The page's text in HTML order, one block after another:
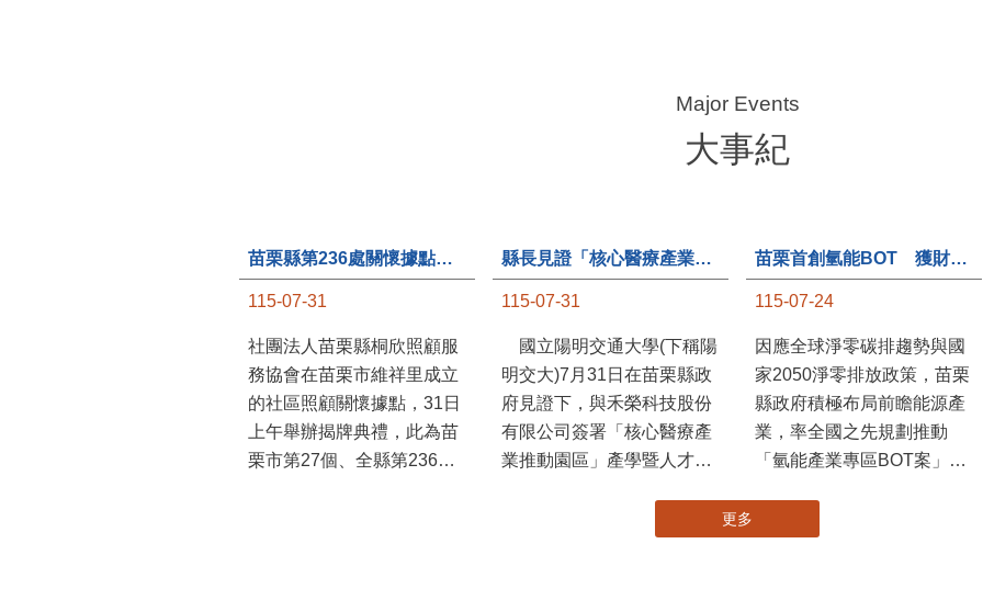
大事紀
苗栗縣第236處關懷據點在苗栗市維祥里揭牌
115-07-31
社團法人苗栗縣桐欣照顧服
縣長見證「核心醫療產業推動園區」產學合作簽約儀式
115-07-31
國立陽明交通大學(下稱陽
苗栗首創氫能BOT 獲財政部「突破之翼」肯定
115-07-24
縣政府積極布局前瞻能源產